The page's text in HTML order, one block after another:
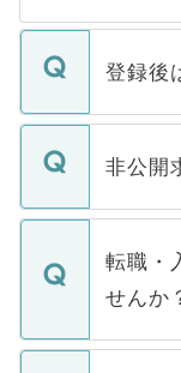
登録後
ご登録い
登録内
ます。通
いただ
非公開
マイナビ
うち約3
けない
下記の
ません。
転職・
せんか
転職・入